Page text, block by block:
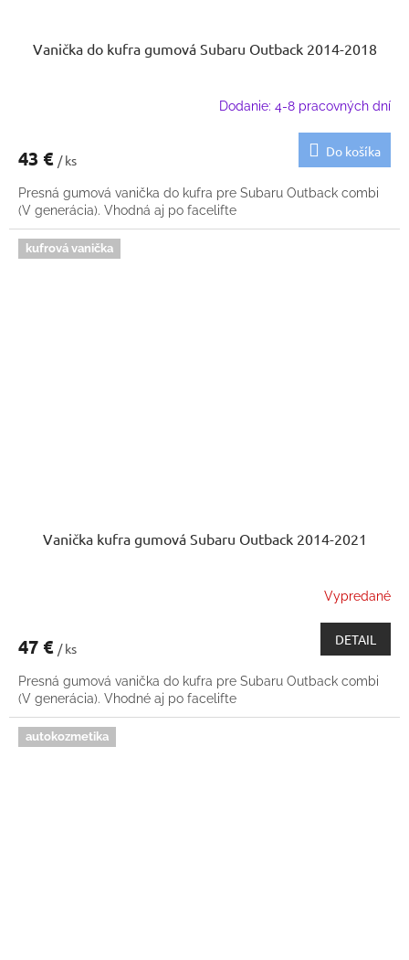
Vanička do kufra gumová Subaru Outback 2014-2018
Dodanie: 4-8 pracovných dní
43 € / ks
Do košíka
Presná gumová vanička do kufra pre Subaru Outback combi
(V generácia). Vhodná aj po facelifte
kufrová vanička
Vanička kufra gumová Subaru Outback 2014-2021
Vypredané
47 € / ks
DETAIL
Presná gumová vanička do kufra pre Subaru Outback combi
(V generácia). Vhodné aj po facelifte
autokozmetika